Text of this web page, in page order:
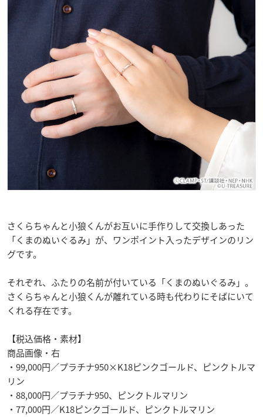
さくらちゃんと小狼くんがお互いに手作りして交換しあった
「くまのぬいぐるみ」が、ワンポイント入ったデザインのリン
グです。
それぞれ、ふたりの名前が付いている「くまのぬいぐるみ」。
さくらちゃんと小狼くんが離れている時も代わりにそばにいて
くれる存在です。
【税込価格・素材】
商品画像・右
・99,000円／プラチナ950×K18ピンクゴールド、ピンクトルマ
リン
・88,000円／プラチナ950、ピンクトルマリン
・77,000円／K18ピンクゴールド、ピンクトルマリン